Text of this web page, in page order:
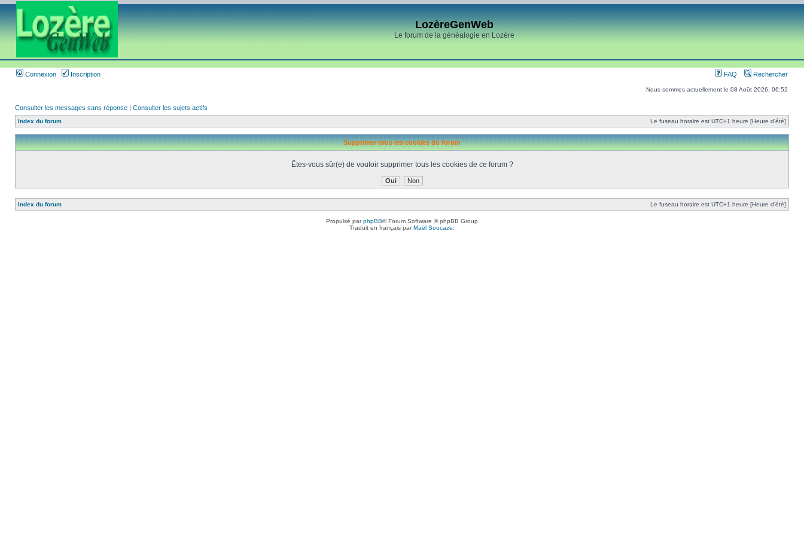
LozèreGenWeb
Le forum de la généalogie en Lozère
Connexion Inscription FAQ Rechercher
Nous sommes actuellement le 08 Août 2026, 06:52
Consulter les messages sans réponse | Consulter les sujets actifs
Index du forum Le fuseau horaire est UTC+1 heure [Heure d’été]
Supprimer tous les cookies du forum
Êtes-vous sûr(e) de vouloir supprimer tous les cookies de ce forum ?
Index du forum Le fuseau horaire est UTC+1 heure [Heure d’été]
Propulsé parphpBB® Forum Software © phpBB Group
Traduit en français parMaël Soucaze